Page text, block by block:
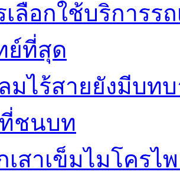
เลือกใช้บริการร
ย์ที่สุด
มไร้สายยังมีบท
ชนบท
เสาเข็มไมโคร